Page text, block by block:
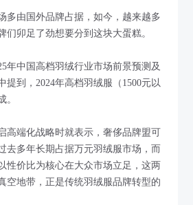
多由国外品牌占据，如今，越来越多
们卯足了劲想要分到这块大蛋糕。
年中国高档羽绒行业市场前景预测及
提到，2024年高档羽绒服（1500元以
。
高端化战略时就表示，奢侈品牌盟可
去多年长期占据万元羽绒服市场，而
性价比为核心在大众市场立足，这两
空地带，正是传统羽绒服品牌转型的